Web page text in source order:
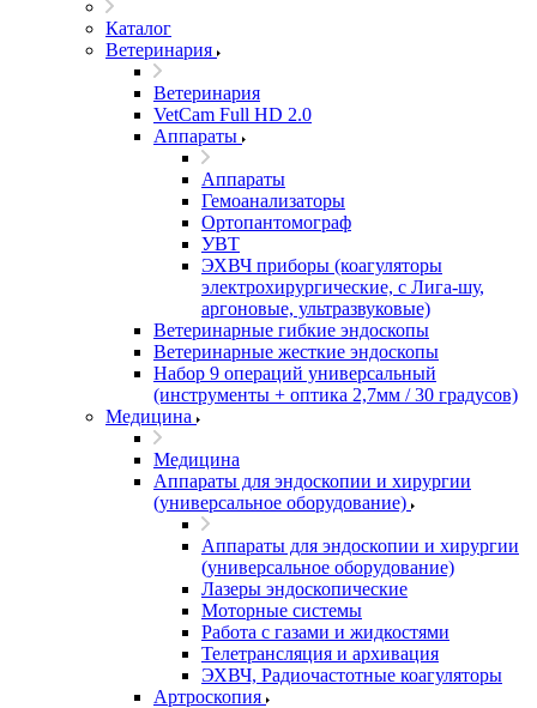
Каталог
Ветеринария
Ветеринария
VetCam Full HD 2.0
Аппараты
Аппараты
Гемоанализаторы
Ортопантомограф
УВТ
ЭХВЧ приборы (коагуляторы
электрохирургические, с Лига-шу,
аргоновые, ультразвуковые)
Ветеринарные гибкие эндоскопы
Ветеринарные жесткие эндоскопы
Набор 9 операций универсальный
(инструменты + оптика 2,7мм / 30 градусов)
Медицина
Медицина
Аппараты для эндоскопии и хирургии
(универсальное оборудование)
Аппараты для эндоскопии и хирургии
(универсальное оборудование)
Лазеры эндоскопические
Моторные системы
Работа с газами и жидкостями
Телетрансляция и архивация
ЭХВЧ, Радиочастотные коагуляторы
Артроскопия